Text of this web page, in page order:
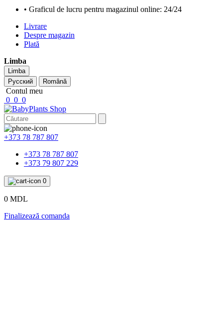
• Graficul de lucru pentru magazinul online: 24/24
Livrare
Despre magazin
Plată
Limba
Limba
Русский
Română
Contul meu
0 0 0
+373 78 787 807
+373 78 787 807
+373 79 807 229
0
0 MDL
Finalizează comanda